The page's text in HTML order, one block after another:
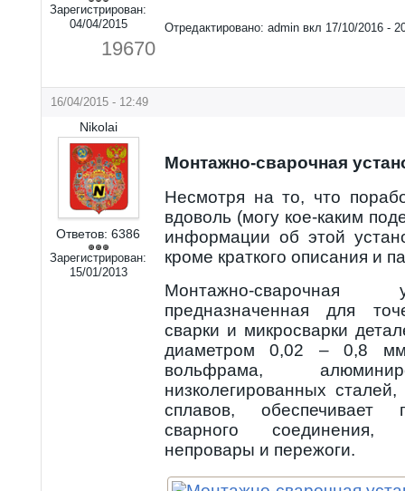
Зарегистрирован:
04/04/2015
Отредактировано: adminвкл 17/10/2016 -
19670
16/04/2015 - 12:49
Nikolai
Ответов: 6386
Зарегистрирован:
15/01/2013
Монтажно-сварочная
Несмотря на то, что
вдоволь (могу кое-каким
информации об этой
кроме краткого описания и
Монтажно-
предназначенная для
сварки и микросварки
диаметром 0,02 – 0,8 мм
вольфрама,
низколегированных
сплавов, обеспечивает
сварного соединения,
непровары и пережоги.